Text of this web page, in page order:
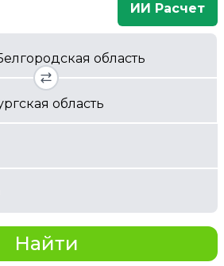
ИИ Расчет
Найти